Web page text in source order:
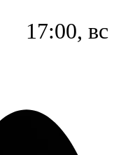
17:00, вс